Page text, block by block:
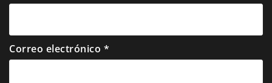
Correo electrónico *